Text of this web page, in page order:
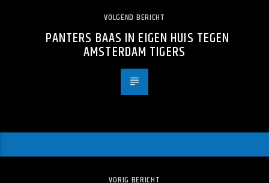
VOLGEND BERICHT
PANTERS BAAS IN EIGEN HUIS TEGEN
AMSTERDAM TIGERS
VORIG BERICHT